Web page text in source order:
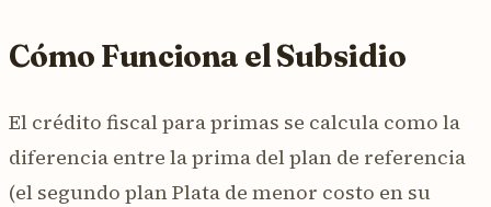
Cómo Funciona el Subsidio
El crédito fiscal para primas se calcula como la
diferencia entre la prima del plan de referencia
(el segundo plan Plata de menor costo en su